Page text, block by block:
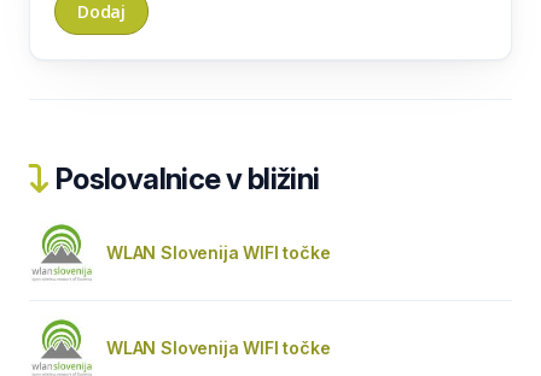
Poslovalnice v bližini
WLAN Slovenija WIFI točke
WLAN Slovenija WIFI točke